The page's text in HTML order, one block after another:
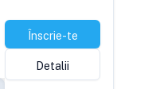
Înscrie-te
Detalii